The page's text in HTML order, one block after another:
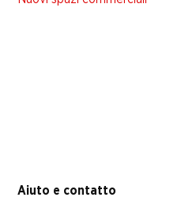
Aiuto e contatto